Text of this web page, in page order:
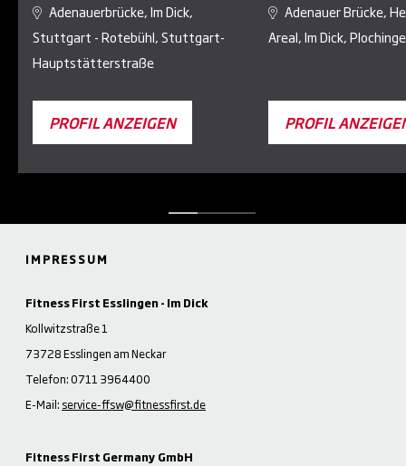
Adenauerbrücke, Im Dick,
Stuttgart - Rotebühl, Stuttgart-
Hauptstätterstraße
PROFIL ANZEIGEN
Adenauer Brücke,
Areal, Im Dick,
PROFIL
IMPRESSUM
Fitness First Esslingen - Im Dick
Kollwitzstraße 1
73728 Esslingen am Neckar
Telefon: 0711 3964400
E-Mail: service-ffsw@fitnessfirst.de
Fitness First Germany GmbH